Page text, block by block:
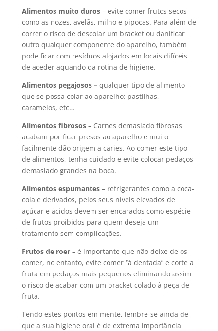
Alimentos muito duros– evite comer frutos secos
como as nozes, avelãs, milho e pipocas. Para além de
correr o risco de descolar um bracket ou danificar
outro qualquer componente do aparelho, também
pode ficar com resíduos alojados em locais difíceis
de aceder aquando da rotina de higiene.
Alimentos pegajosos – qualquer tipo de alimento
que se possa colar ao aparelho: pastilhas,
caramelos, etc…
Alimentos fibrosos– Carnes demasiado fibrosas
acabam por ficar presos ao aparelho e muito
facilmente dão origem a cáries. Ao comer este tipo
de alimentos, tenha cuidado e evite colocar pedaços
demasiado grandes na boca.
Alimentos espumantes– refrigerantes como a coca-
cola e derivados, pelos seus níveis elevados de
açúcar e ácidos devem ser encarados como espécie
de frutos proibidos para quem deseja um
tratamento sem complicações.
Frutos de roer– é importante que não deixe de os
comer, no entanto, evite comer “à dentada” e corte a
fruta em pedaços mais pequenos eliminando assim
o risco de acabar com um bracket colado à peça de
fruta.
Tendo estes pontos em mente, lembre-se ainda de
que a sua higiene oral é de extrema importância